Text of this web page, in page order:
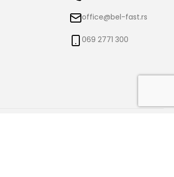
office@bel-fast.rs
069 2771 300